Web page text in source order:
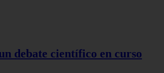
debate científico en curso